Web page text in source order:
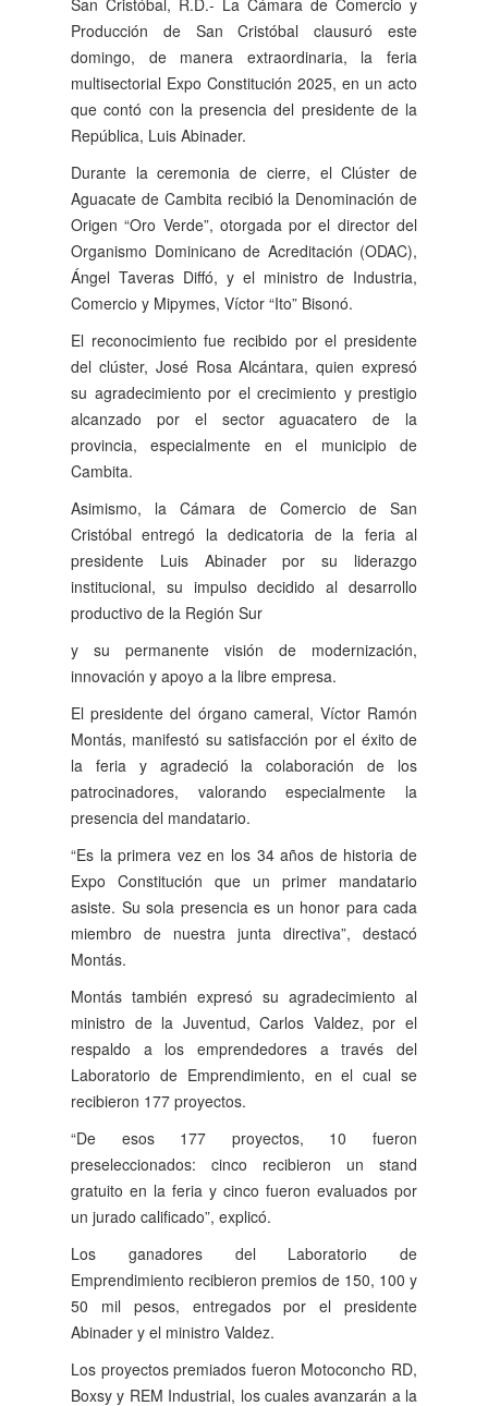
Producción de San Cristóbal clausuró este
domingo, de manera extraordinaria, la feria
multisectorial Expo Constitución 2025, en un acto
que contó con la presencia del presidente de la
República, Luis Abinader.
Durante la ceremonia de cierre, el Clúster de
Aguacate de Cambita recibió la Denominación de
Origen “Oro Verde”, otorgada por el director del
Organismo Dominicano de Acreditación (ODAC),
Ángel Taveras Diffó, y el ministro de Industria,
Comercio y Mipymes, Víctor “Ito” Bisonó.
El reconocimiento fue recibido por el presidente
del clúster, José Rosa Alcántara, quien expresó
su agradecimiento por el crecimiento y prestigio
alcanzado por el sector aguacatero de la
provincia, especialmente en el municipio de
Cambita.
Asimismo, la Cámara de Comercio de San
Cristóbal entregó la dedicatoria de la feria al
presidente Luis Abinader por su liderazgo
institucional, su impulso decidido al desarrollo
productivo de la Región Sur
y su permanente visión de modernización,
innovación y apoyo a la libre empresa.
El presidente del órgano cameral, Víctor Ramón
Montás, manifestó su satisfacción por el éxito de
la feria y agradeció la colaboración de los
patrocinadores, valorando especialmente la
presencia del mandatario.
“Es la primera vez en los 34 años de historia de
Expo Constitución que un primer mandatario
asiste. Su sola presencia es un honor para cada
miembro de nuestra junta directiva”, destacó
Montás.
Montás también expresó su agradecimiento al
ministro de la Juventud, Carlos Valdez, por el
respaldo a los emprendedores a través del
Laboratorio de Emprendimiento, en el cual se
recibieron 177 proyectos.
“De esos 177 proyectos, 10 fueron
preseleccionados: cinco recibieron un stand
gratuito en la feria y cinco fueron evaluados por
un jurado calificado”, explicó.
Los ganadores del Laboratorio de
Emprendimiento recibieron premios de 150, 100 y
50 mil pesos, entregados por el presidente
Abinader y el ministro Valdez.
Los proyectos premiados fueron Motoconcho RD,
Boxsy y REM Industrial, los cuales avanzarán a la